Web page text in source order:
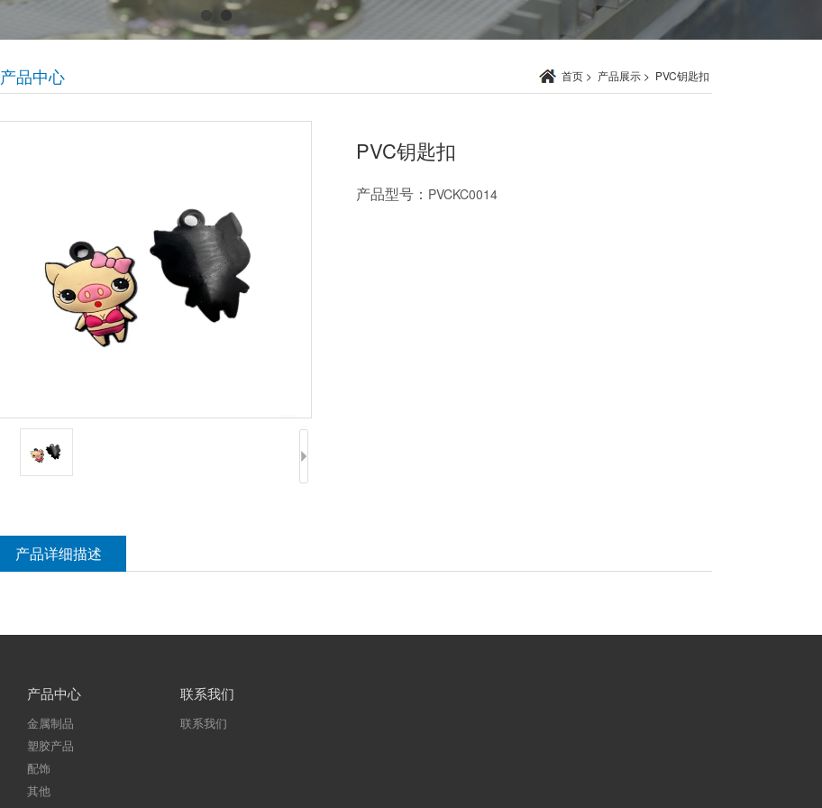
产品中心 首页 > 产品展示 > PVC钥匙扣
PVC钥匙扣
产品型号： PVCKC0014
产品详细描述
产品中心
金属制品
塑胶产品
配饰
其他
联系我们
联系我们